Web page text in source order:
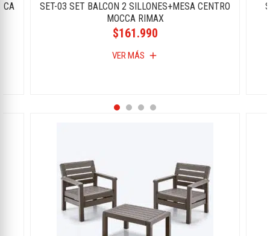
SET-03 SET BALCON 2 SILLONES+MESA CENTRO
MOCCA RIMAX
$161.990
VER MÁS add